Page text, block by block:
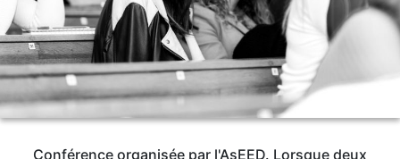
Conférence organisée par l'AsEED. Lorsque deux